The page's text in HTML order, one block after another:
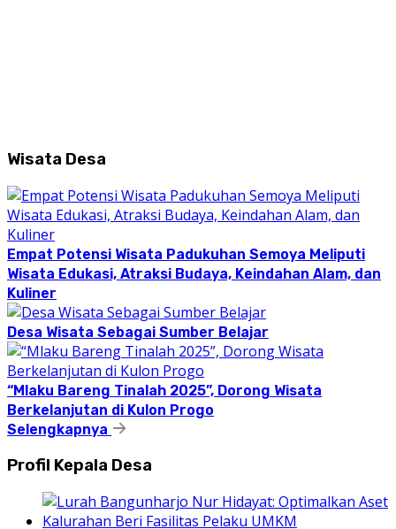
Wisata Desa
Empat Potensi Wisata Padukuhan Semoya Meliputi
Wisata Edukasi, Atraksi Budaya, Keindahan Alam, dan
Kuliner
Desa Wisata Sebagai Sumber Belajar
“Mlaku Bareng Tinalah 2025”, Dorong Wisata
Berkelanjutan di Kulon Progo
Selengkapnya
Profil Kepala Desa